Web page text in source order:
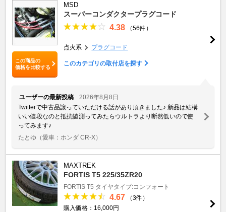
この商品の
価格を比較する
MSD
スーパーコンダクタープラグコード
4.38 （56件）
点火系 プラグコード
このカテゴリの取付店を探す
ユーザーの最新投稿
2026年8月8日
Twitterで中古品譲っていただける話があり頂きました♪ 新品は結構
いい値段なのと抵抗値測ってみたらウルトラより断然低いので使
ってみます♪
たとゆ （愛車：ホンダ CR-X）
MAXTREK
FORTIS T5 225/35ZR20
FORTIS T5 タイヤタイプ:コンフォート
4.67
（3件）
購入価格：16,000円